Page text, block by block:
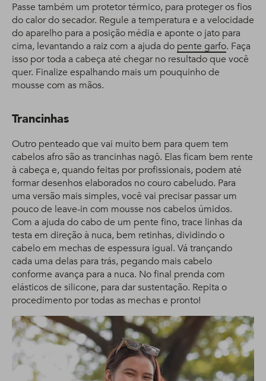
Passe também um protetor térmico, para proteger os fios
do calor do secador. Regule a temperatura e a velocidade
do aparelho para a posição média e aponte o jato para
cima, levantando a raiz com a ajuda do pente garfo. Faça
isso por toda a cabeça até chegar no resultado que você
quer. Finalize espalhando mais um pouquinho de
mousse com as mãos.
Trancinhas
Outro penteado que vai muito bem para quem tem
cabelos afro são as trancinhas nagô. Elas ficam bem rente
à cabeça e, quando feitas por profissionais, podem até
formar desenhos elaborados no couro cabeludo. Para
uma versão mais simples, você vai precisar passar um
pouco de leave-in com mousse nos cabelos úmidos.
Com a ajuda do cabo de um pente fino, trace linhas da
testa em direção à nuca, bem retinhas, dividindo o
cabelo em mechas de espessura igual. Vá trançando
cada uma delas para trás, pegando mais cabelo
conforme avança para a nuca. No final prenda com
elásticos de silicone, para dar sustentação. Repita o
procedimento por todas as mechas e pronto!